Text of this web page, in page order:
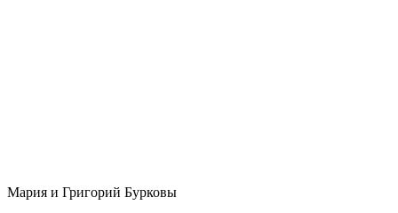
Мария и Григорий Бурковы